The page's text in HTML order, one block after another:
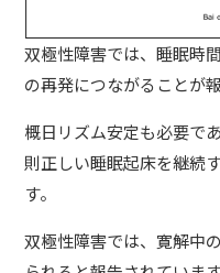
双極性障害では、睡眠時
の再発につながることが
概日リズム安定も必要で
則正しい睡眠起床を継続
す。
双極性障害では、寛解中